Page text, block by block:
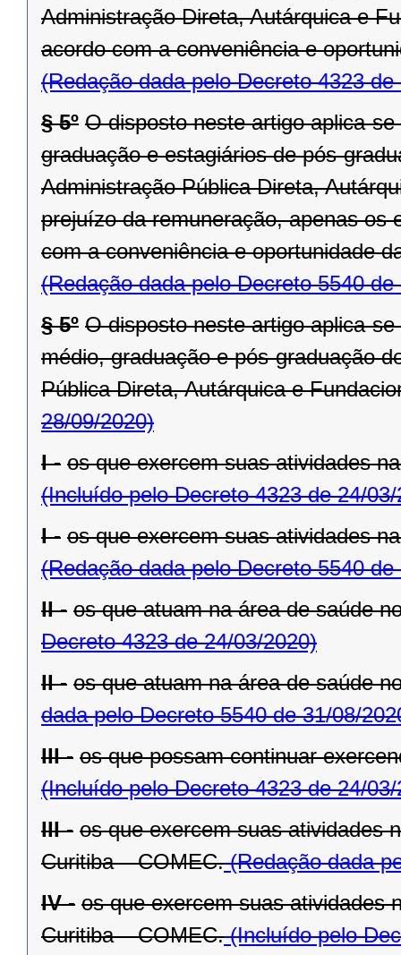
Administração Direta, Autárquica e
acordo com a conveniência e
(Redação dada pelo Decreto 4323 de
§ 5º O disposto neste artigo aplica-
graduação e estagiários de pós-
Administração Pública Direta,
prejuízo da remuneração, apenas os
com a conveniência e oportunidade
(Redação dada pelo Decreto 5540 de
§ 5º O disposto neste artigo aplica-
médio, graduação e pós-graduação
Pública Direta, Autárquica e
28/09/2020)
I - os que exercem suas atividades
(Incluído pelo Decreto 4323 de 24/
I - os que exercem suas atividades
(Redação dada pelo Decreto 5540 de
II - os que atuam na área de saúde
Decreto 4323 de 24/03/2020)
II - os que atuam na área de saúde
dada pelo Decreto 5540 de 31/08/
III - os que possam continuar
(Incluído pelo Decreto 4323 de 24/
III - os que exercem suas atividades
Curitiba – COMEC.(Redação dada
IV - os que exercem suas atividades
Curitiba – COMEC.(Incluído pelo